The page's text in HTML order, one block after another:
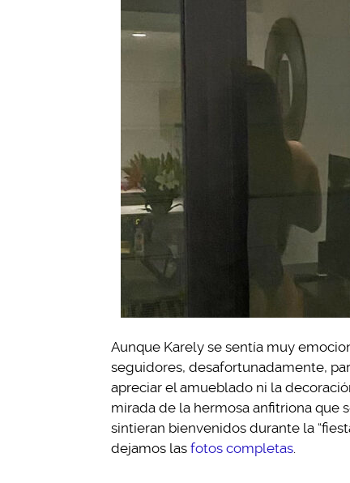
Aunque Karely se sentía muy
seguidores, desafortunadamente,
apreciar el amueblado ni la
mirada de la hermosa anfitriona que
sintieran bienvenidos durante la
dejamos las fotos completas.